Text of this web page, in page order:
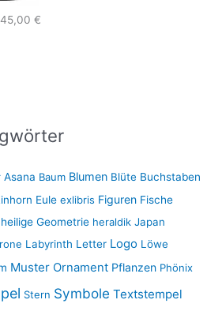
45,00 €
Asana Baum Blumen Blüte Buchstaben
Eule exlibris Figuren Fische
heilige Geometrie heraldik Japan
Labyrinth Letter Logo Löwe
Muster Ornament Pflanzen Phönix
Stern Symbole Textstempel